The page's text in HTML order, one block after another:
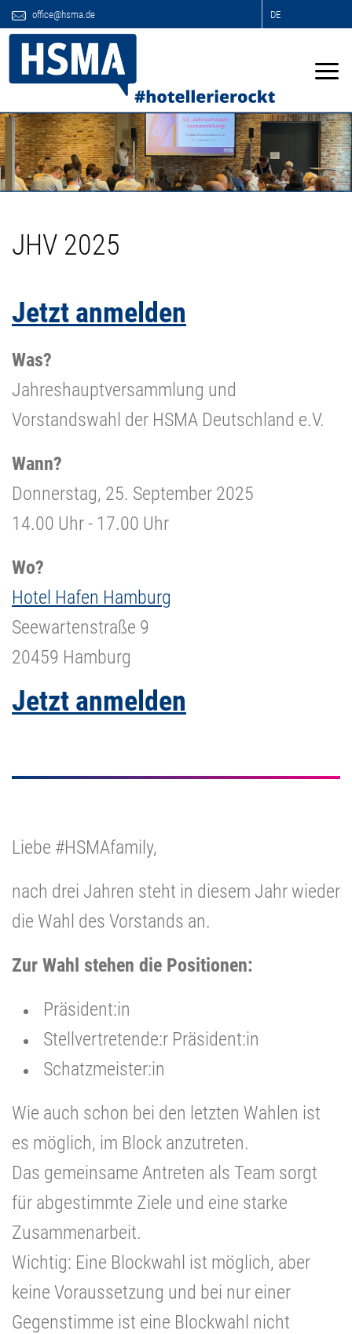
office@hsma.de DE
JHV 2025
Jetzt anmelden
Was?
Jahreshauptversammlung und
Vorstandswahl der HSMA Deutschland e.V.
Wann?
Donnerstag, 25. September 2025
14.00 Uhr - 17.00 Uhr
Wo?
Hotel Hafen Hamburg
Seewartenstraße 9
20459 Hamburg
Jetzt anmelden
Liebe #HSMAfamily,
nach drei Jahren steht in diesem Jahr wieder
die Wahl des Vorstands an.
Zur Wahl stehen die Positionen:
Präsident:in
Stellvertretende:r Präsident:in
Schatzmeister:in
Wie auch schon bei den letzten Wahlen ist
es möglich, im Block anzutreten.
Das gemeinsame Antreten als Team sorgt
für abgestimmte Ziele und eine starke
Zusammenarbeit.
Wichtig: Eine Blockwahl ist möglich, aber
keine Voraussetzung und bei nur einer
Gegenstimme ist eine Blockwahl nicht